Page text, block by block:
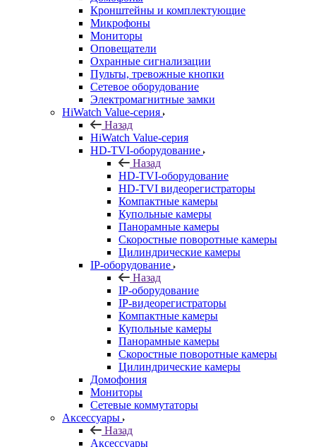
Кронштейны и комплектующие
Микрофоны
Мониторы
Оповещатели
Охранные сигнализации
Пульты, тревожные кнопки
Сетевое оборудование
Электромагнитные замки
HiWatch Value-серия
Назад
HiWatch Value-серия
HD-TVI-оборудование
Назад
HD-TVI-оборудование
HD-TVI видеорегистраторы
Компактные камеры
Купольные камеры
Панорамные камеры
Скоростные поворотные камеры
Цилиндрические камеры
IP-оборудование
Назад
IP-оборудование
IP-видеорегистраторы
Компактные камеры
Купольные камеры
Панорамные камеры
Скоростные поворотные камеры
Цилиндрические камеры
Домофония
Мониторы
Сетевые коммутаторы
Аксессуары
Назад
Аксессуары